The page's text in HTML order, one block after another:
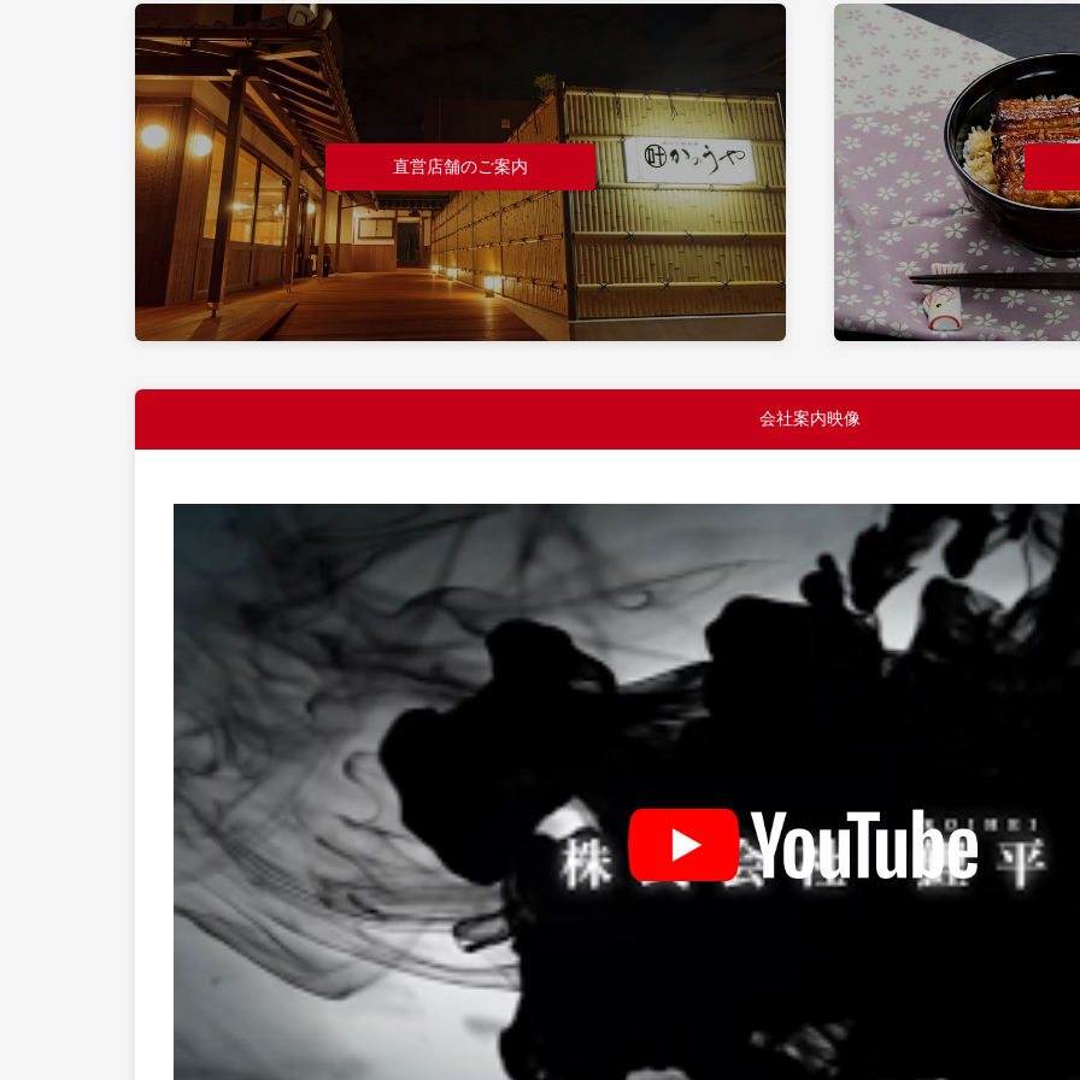
直営店舗のご案内
会社案内映像